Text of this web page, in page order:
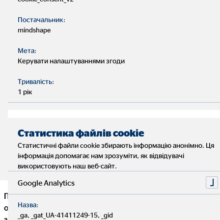
Рівень прибутку та виплат безпосередньо впливає
на розмір пенсії. Тому жінки є особливо фінансово
має важливе значення й значно покращує
фінансовий стан у літньому віці.
забезпечення є надзвичайно важливим та значно
покращує фінансове становище у старості.
Проблема рівноправності втратила свою гостроту за
останнє сторіччя. Залишилася вона, на жаль, коли мова
Постачальник:
mindshape
Мета:
Керувати налаштуваннями згоди
Тривалість:
1 рік
Статистика файлів cookie
Статистичні файли cookie збирають інформацію анонімно. Ця
інформація допомагає нам зрозуміти, як відвідувачі
використовують наш веб-сайт.
Google Analytics
Назва:
_ga, _gat_UA-41411249-15, _gid